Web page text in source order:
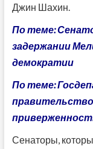
Джин Шахин.
По теме:
задержании
демократии
По теме:
Сенаторы,